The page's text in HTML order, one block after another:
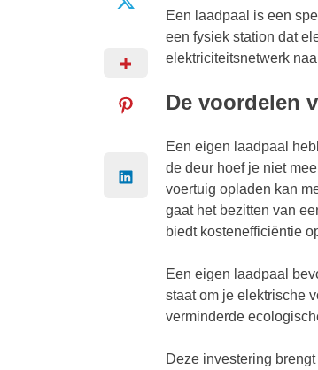
Een laadpaal is een
een fysiek station dat
elektriciteitsnetwerk
De voordelen
Een eigen laadpaal
de deur hoef je niet
voertuig opladen kan
gaat het bezitten van
biedt kostenefficiëntie
Een eigen laadpaal
staat om je elektrische
verminderde
Deze investering